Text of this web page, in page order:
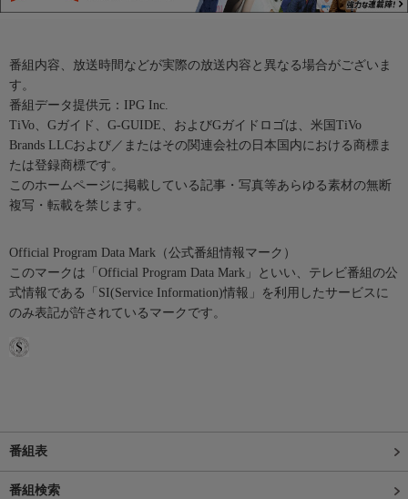
番組内容、放送時間などが実際の放送内容と異なる場合がございま
す。
番組データ提供元：IPG Inc.
TiVo、Gガイド、G-GUIDE、およびGガイドロゴは、米国TiVo
Brands LLCおよび／またはその関連会社の日本国内における商標ま
たは登録商標です。
このホームページに掲載している記事・写真等あらゆる素材の無断
複写・転載を禁じます。
Official Program Data Mark（公式番組情報マーク）
このマークは「Official Program Data Mark」といい、テレビ番組の公
式情報である「SI(Service Information)情報」を利用したサービスに
のみ表記が許されているマークです。
番組表
番組検索